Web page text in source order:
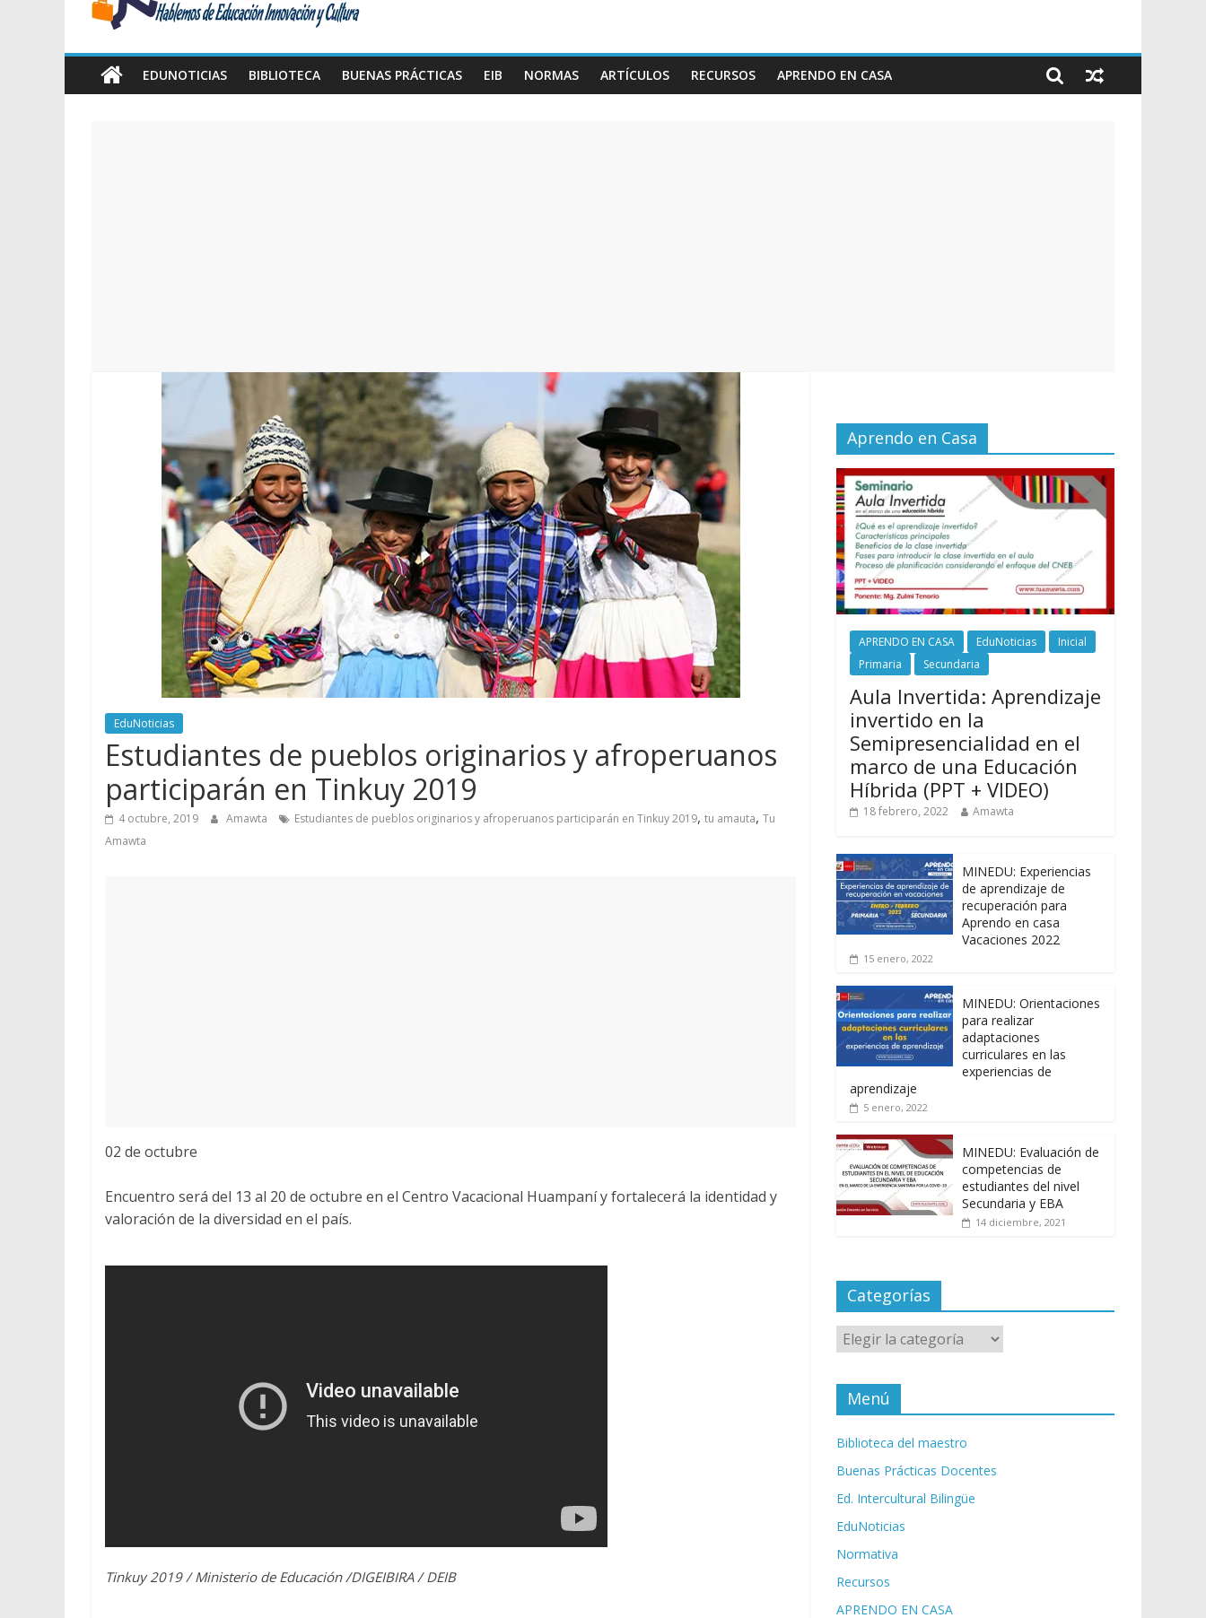
Educación,
EDUNOTICIAS BIBLIOTECA BUENAS PRÁCTICAS EIB NORMAS ARTÍCULOS RECURSOS APRENDO EN CASA
EduNoticias
Estudiantes de pueblos originarios y afroperuanos
participarán en Tinkuy 2019
4 octubre, 2019 Amawta Estudiantes de pueblos originarios y afroperuanos participarán en Tinkuy 2019, tu amauta, Tu
Amawta
02 de octubre
Encuentro será del 13 al 20 de octubre en el Centro Vacacional Huampaní y fortalecerá la identidad y
valoración de la diversidad en el país.
Tinkuy 2019 / Ministerio de Educación /DIGEIBIRA / DEIB
Aprendo en Casa
APRENDO EN CASA EduNoticias
Inicial
Primaria
Secundaria
Aula Invertida: Aprendizaje
invertido en la
Semipresencialidad en el
marco de una Educación
Híbrida (PPT + VIDEO)
18 febrero, 2022 Amawta
MINEDU: Experiencias
de aprendizaje de
recuperación para
Aprendo en casa
Vacaciones 2022
15 enero, 2022
MINEDU: Orientaciones
para realizar
adaptaciones
curriculares en las
experiencias de
aprendizaje
5 enero, 2022
MINEDU: Evaluación de
competencias de
estudiantes del nivel
Secundaria y EBA
14 diciembre, 2021
Categorías
Categorías
Menú
Biblioteca del maestro
Buenas Prácticas Docentes
Ed. Intercultural Bilingüe
EduNoticias
Normativa
Recursos
APRENDO EN CASA